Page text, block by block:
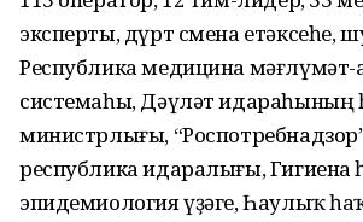
эксперты, дүрт смена етәксеһе,
Республика медицина мәғлүмәт-
системаһы, Дәүләт идараһының
министрлығы,
республика идаралығы, Гигиена
эпидемиология үҙәге, Һаулыҡ